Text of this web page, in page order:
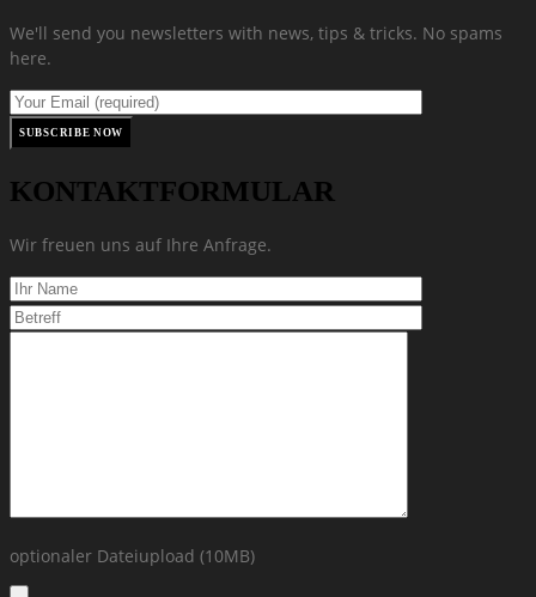
We'll send you newsletters with news, tips & tricks. No spams
here.
KONTAKTFORMULAR
Wir freuen uns auf Ihre Anfrage.
optionaler Dateiupload (10MB)